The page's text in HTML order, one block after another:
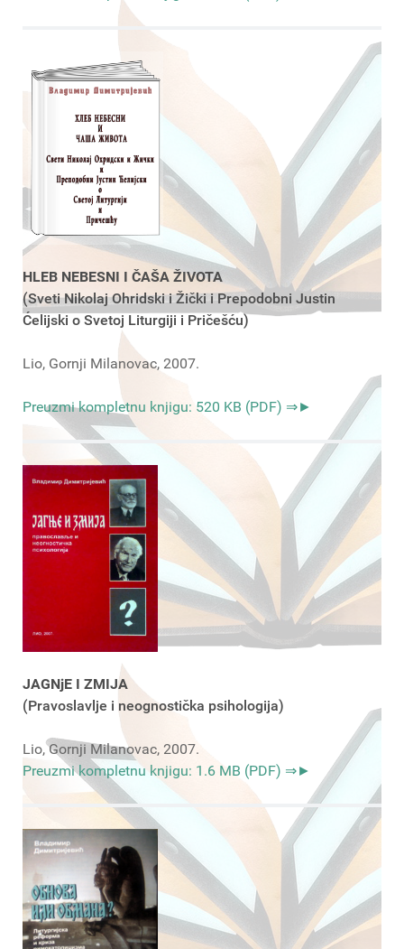
HLEB NEBESNI I ČAŠA ŽIVOTA
(Sveti Nikolaj Ohridski i Žički i Prepodobni Justin
Ćelijski o Svetoj Liturgiji i Pričešću)
Lio, Gornji Milanovac, 2007.
Preuzmi kompletnu knjigu: 520 KB (PDF) ⇒►
JAGNjE I ZMIJA
(Pravoslavlje i neognostička psihologija)
Lio, Gornji Milanovac, 2007.
Preuzmi kompletnu knjigu: 1.6 MB (PDF) ⇒►